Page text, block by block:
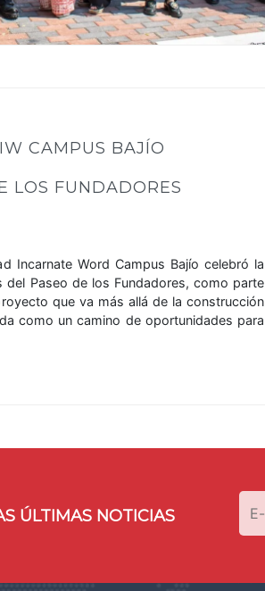
CAMPUS BAJÍO
LOS FUNDADORES
Incarnate Word Campus Bajío celebró la
Paseo de los Fundadores, como parte
que va más allá de la construcción
como un camino de oportunidades para
ÚLTIMAS NOTICIAS